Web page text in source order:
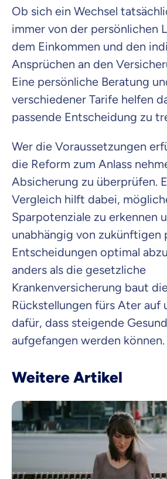
Ob sich ein Wechsel
immer von der persönlichen
dem Einkommen und den
Ansprüchen an den
Eine persönliche Beratung
verschiedener Tarife helfen
passende Entscheidung zu
Wer die Voraussetzungen
die Reform zum Anlass
Absicherung zu überprüfen.
Vergleich hilft dabei,
Sparpotenziale zu erkennen
unabhängig von zukünftigen
Entscheidungen optimal
anders als die gesetzliche
Krankenversicherung baut
Rückstellungen fürs Ater auf
dafür, dass steigende
aufgefangen werden können.
Weitere Artikel